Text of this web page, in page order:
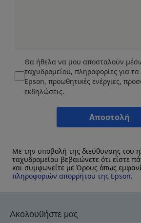
Θα ήθελα να μου αποσταλούν
ταχυδρομείου, πληροφορίες για τα
Epson, προωθητικές ενέργιες,
εκδηλώσεις.
Αποστολή
Με την υποβολή της διεύθυνσης του
ταχυδρομείου βεβαιώνετε ότι είστε
και συμφωνείτε με Όρους όπως
πληροφοριών απορρήτου της Epson.
Ακολουθήστε μας